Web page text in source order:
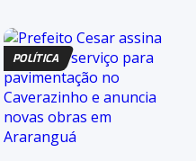
POLÍTICA